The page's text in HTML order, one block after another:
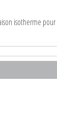
isotherme